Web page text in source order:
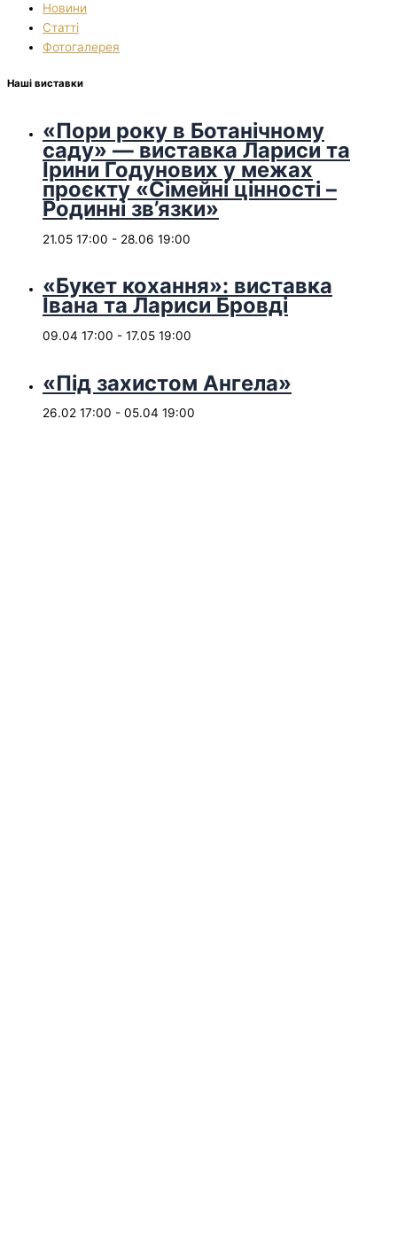
Новини
Статті
Фотогалерея
Наші виставки
«Пори року в Ботанічному
саду» — виставка Лариси та
Ірини Годунових у межах
проєкту «Сімейні цінності –
Родинні зв’язки»
21.05 17:00 - 28.06 19:00
«Букет кохання»: виставка
Івана та Лариси Бровді
09.04 17:00 - 17.05 19:00
«Під захистом Ангела»
26.02 17:00 - 05.04 19:00